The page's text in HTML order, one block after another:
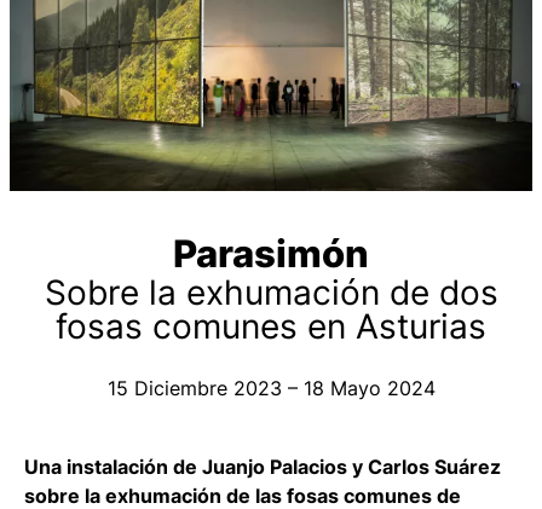
Parasimón
Sobre la exhumación de dos
fosas comunes en Asturias
15 Diciembre 2023 – 18 Mayo 2024
Una instalación de Juanjo Palacios y Carlos Suárez
sobre la exhumación de las fosas comunes de